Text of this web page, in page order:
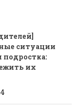
ситуации
подростка:
их